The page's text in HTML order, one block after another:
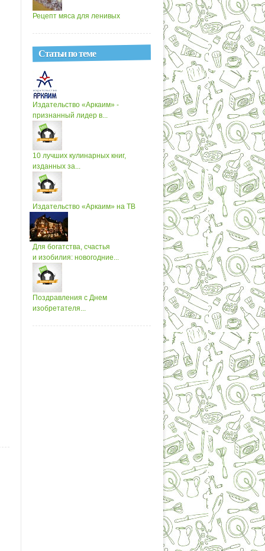
Рецепт мяса для ленивых
Статьи по теме
Издательство «Аркаим» -
признанный лидер в...
10 лучших кулинарных книг,
изданных за...
Издательство «Аркаим» на ТВ
Для богатства, счастья
и изобилия: новогодние...
Поздравления с Днем
изобретателя...